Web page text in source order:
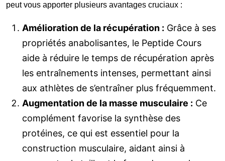
peut vous apporter plusieurs avantages cruciaux :
Amélioration de la récupération : Grâce à ses
propriétés anabolisantes, le Peptide Cours
aide à réduire le temps de récupération après
les entraînements intenses, permettant ainsi
aux athlètes de s’entraîner plus fréquemment.
Augmentation de la masse musculaire : Ce
complément favorise la synthèse des
protéines, ce qui est essentiel pour la
construction musculaire, aidant ainsi à